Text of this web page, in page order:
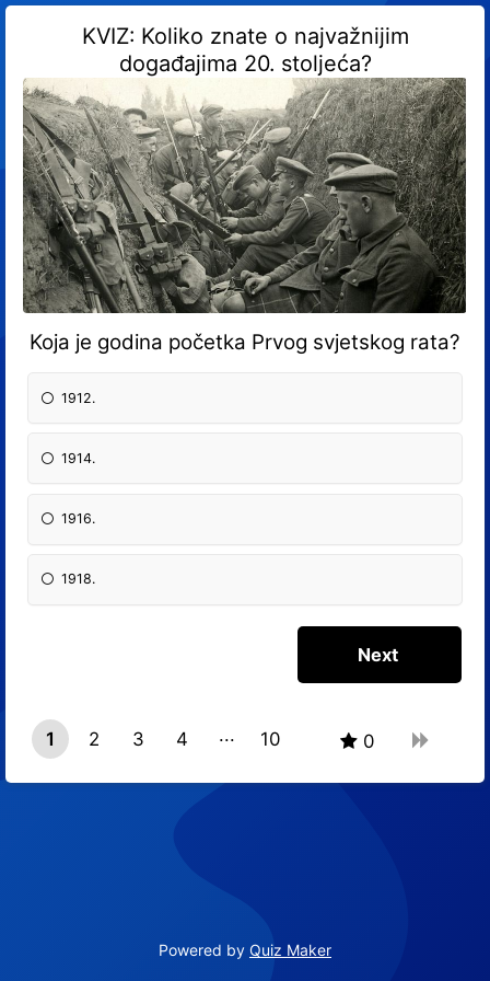
KVIZ: Koliko znate o najvažnijim
događajima 20. stoljeća?
Koja je godina početka Prvog svjetskog rata?
1912.
1914.
1916.
1918.
1 2 3
4
10 0
Powered by Quiz Maker